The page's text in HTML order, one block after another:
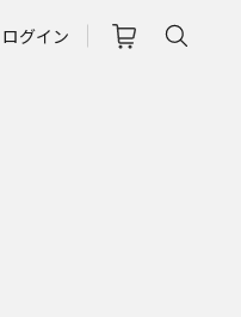
ログイン